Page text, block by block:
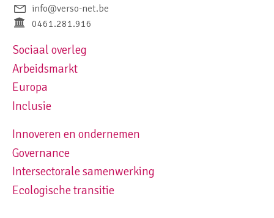
info@verso-net.be
0461.281.916
Footer navigation left
Sociaal overleg
Arbeidsmarkt
Europa
Inclusie
Footer navigation right
Innoveren en ondernemen
Governance
Intersectorale samenwerking
Ecologische transitie